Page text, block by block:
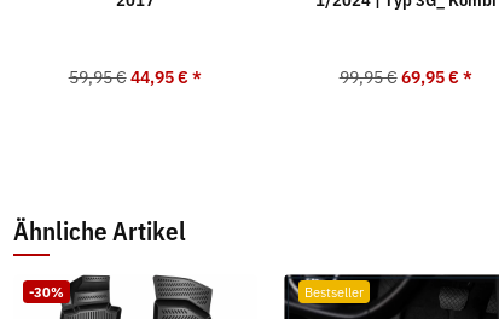
59,95 € 44,95 €* 99,95 € 69,95 €*
Ähnliche Artikel
-30% Bestseller